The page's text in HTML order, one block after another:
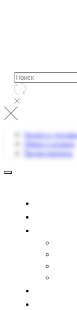
Бесплатная
Оплата и
Обмен и возврат
Частые вопросы